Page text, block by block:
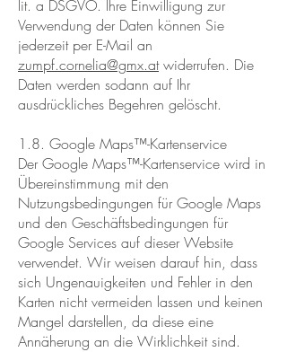
lit. a DSGVO. Ihre Einwilligung zur
Verwendung der Daten können Sie
jederzeit per E-Mail an
zumpf.cornelia@gmx.atwiderrufen. Die
Daten werden sodann auf Ihr
ausdrückliches Begehren gelöscht.
1.8. Google Maps™-Kartenservice
Der Google Maps™-Kartenservice wird in
Übereinstimmung mit den
Nutzungsbedingungen für Google Maps
und den Geschäftsbedingungen für
Google Services auf dieser Website
verwendet. Wir weisen darauf hin, dass
sich Ungenauigkeiten und Fehler in den
Karten nicht vermeiden lassen und keinen
Mangel darstellen, da diese eine
Annäherung an die Wirklichkeit sind.